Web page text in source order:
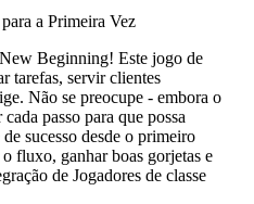
a Primeira Vez
Beginning! Este jogo de
tarefas, servir clientes
Não se preocupe - embora o
passo para que possa
sucesso desde o primeiro
fluxo, ganhar boas gorjetas e
de Jogadores de classe